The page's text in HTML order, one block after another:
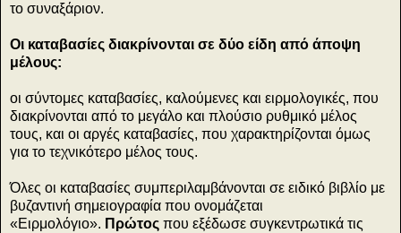
το συναξάριον.
Οι καταβασίες διακρίνονται σε δύο είδη από άποψη
μέλους:
οι σύντομες καταβασίες, καλούμενες και ειρμολογικές, που
διακρίνονται από το μεγάλο και πλούσιο ρυθμικό μέλος
τους, και οι αργές καταβασίες, που χαρακτηρίζονται όμως
για το τεχνικότερο μέλος τους.
Όλες οι καταβασίες συμπεριλαμβάνονται σε ειδικό βιβλίο με
βυζαντινή σημειογραφία που ονομάζεται
«Ειρμολόγιο». Πρώτος που εξέδωσε συγκεντρωτικά τις